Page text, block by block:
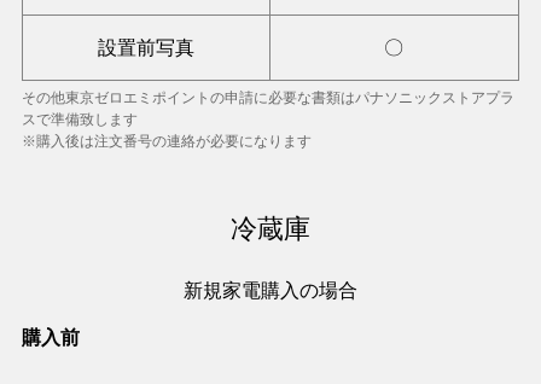
設置前写真 〇
その他東京ゼロエミポイントの申請に必要な書類はパナソニックストアプラ
スで準備致します
※購入後は注文番号の連絡が必要になります
冷蔵庫
新規家電購入の場合
購入前